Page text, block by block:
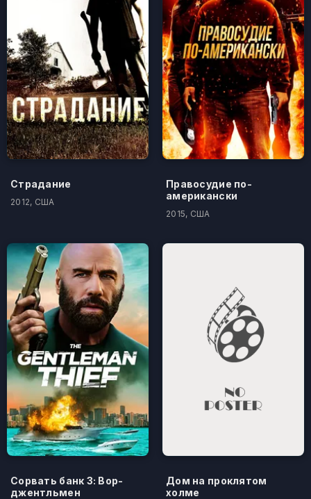
Страдание
2012, США
Правосудие по-
американски
2015, США
Сорвать банк 3: Вор-
джентльмен
Дом на проклятом
холме